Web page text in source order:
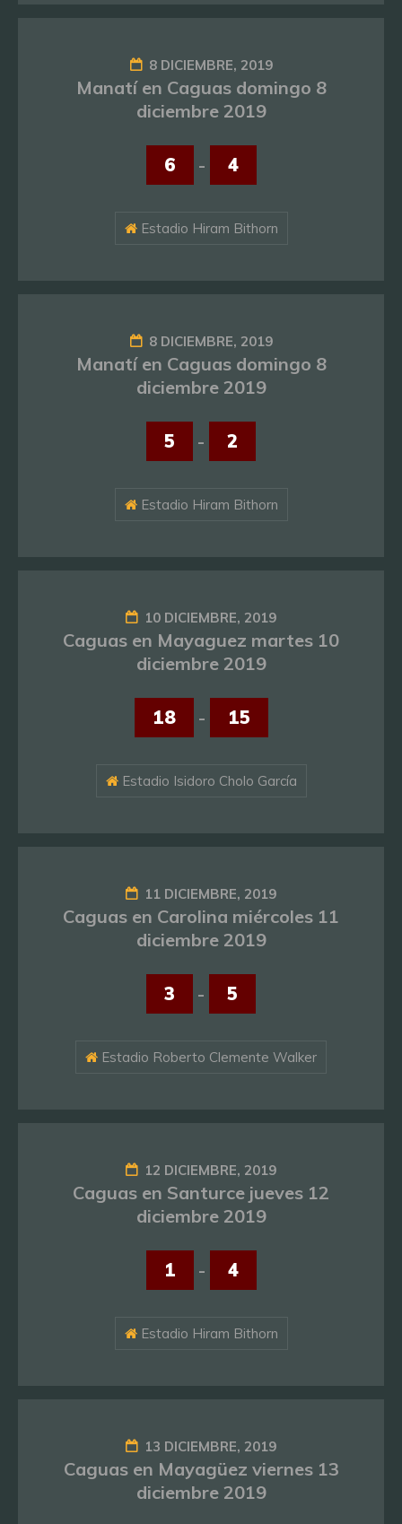
8 DICIEMBRE, 2019
Manatí en Caguas domingo 8
diciembre 2019
6 - 4
Estadio Hiram Bithorn
8 DICIEMBRE, 2019
Manatí en Caguas domingo 8
diciembre 2019
5 - 2
Estadio Hiram Bithorn
10 DICIEMBRE, 2019
Caguas en Mayaguez martes 10
diciembre 2019
18 - 15
Estadio Isidoro Cholo García
11 DICIEMBRE, 2019
Caguas en Carolina miércoles 11
diciembre 2019
3 - 5
Estadio Roberto Clemente Walker
12 DICIEMBRE, 2019
Caguas en Santurce jueves 12
diciembre 2019
1 - 4
Estadio Hiram Bithorn
13 DICIEMBRE, 2019
Caguas en Mayagüez viernes 13
diciembre 2019